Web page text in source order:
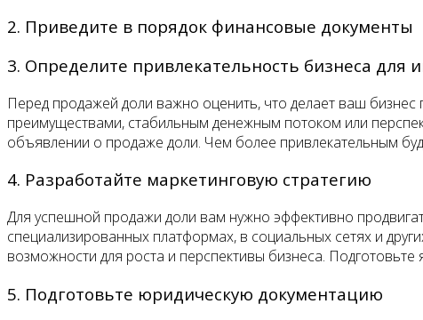
2. Приведите в порядок финансовые документы
3. Определите привлекательность бизнеса для
Перед продажей доли важно оценить, что делает ваш
преимуществами, стабильным денежным потоком или
объявлении о продаже доли. Чем более привлекательным
4. Разработайте маркетинговую стратегию
Для успешной продажи доли вам нужно эффективно
специализированных платформах, в социальных сетях и
возможности для роста и перспективы бизнеса.
5. Подготовьте юридическую документацию